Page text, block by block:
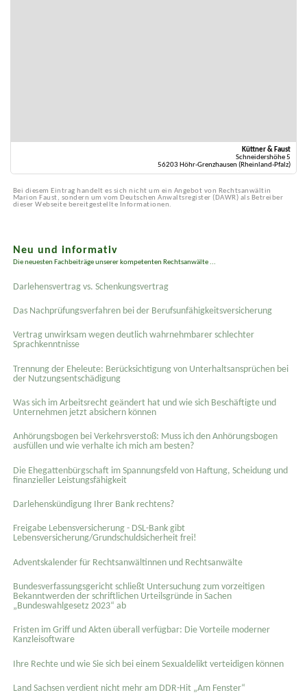
Küttner & Faust
Schneidershöhe 5
56203 Höhr-Grenzhausen (Rheinland-Pfalz)
Bei diesem Eintrag handelt es sich nicht um ein Angebot von Rechtsanwältin
Marion Faust, sondern um vom Deutschen Anwaltsregister (DAWR) als Betreiber
dieser Webseite bereitgestellte Informationen.
Neu und informativ
Die neuesten Fachbeiträge unserer kompetenten Rechtsanwälte ...
Darlehensvertrag vs. Schenkungsvertrag
Das Nachprüfungsverfahren bei der Berufsunfähigkeitsversicherung
Vertrag unwirksam wegen deutlich wahrnehmbarer schlechter
Sprachkenntnisse
Trennung der Eheleute: Berücksichtigung von Unterhaltsansprüchen bei
der Nutzungsentschädigung
Was sich im Arbeitsrecht geändert hat und wie sich Beschäftigte und
Unternehmen jetzt absichern können
Anhörungsbogen bei Verkehrsverstoß: Muss ich den Anhörungsbogen
ausfüllen und wie verhalte ich mich am besten?
Die Ehegattenbürgschaft im Spannungsfeld von Haftung, Scheidung und
finanzieller Leistungsfähigkeit
Darlehenskündigung Ihrer Bank rechtens?
Freigabe Lebensversicherung - DSL-Bank gibt
Lebensversicherung/Grundschuldsicherheit frei!
Adventskalender für Rechtsanwältinnen und Rechtsanwälte
Bundesverfassungsgericht schließt Untersuchung zum vorzeitigen
Bekanntwerden der schriftlichen Urteilsgründe in Sachen
„Bundeswahlgesetz 2023“ ab
Fristen im Griff und Akten überall verfügbar: Die Vorteile moderner
Kanzleisoftware
Ihre Rechte und wie Sie sich bei einem Sexual­delikt verteidigen können
Land Sachsen verdient nicht mehr am DDR-Hit „Am Fenster“